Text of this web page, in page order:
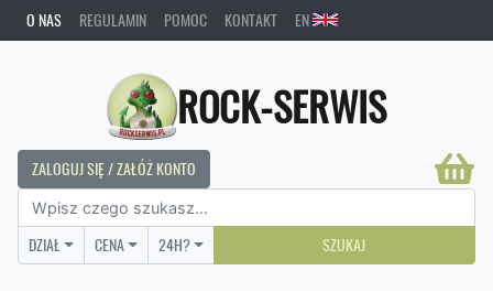
O NAS REGULAMIN POMOC KONTAKT EN
ROCK-SERWIS
ZALOGUJ SIĘ / ZAŁÓŻ KONTO
DZIAŁ CENA 24H? SZUKAJ